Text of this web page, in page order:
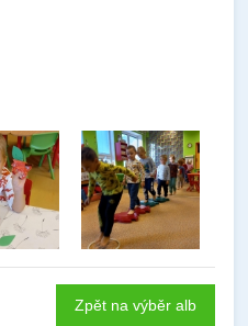
Zpět na výběr alb